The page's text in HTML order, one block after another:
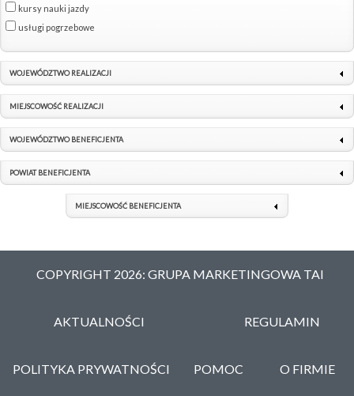
kursy nauki jazdy
usługi pogrzebowe
WOJEWÓDZTWO REALIZACJI
MIEJSCOWOŚĆ REALIZACJI
WOJEWÓDZTWO BENEFICJENTA
POWIAT BENEFICJENTA
MIEJSCOWOŚĆ BENEFICJENTA
COPYRIGHT 2026: GRUPA MARKETINGOWA TAI
AKTUALNOŚCI REGULAMIN
POLITYKA PRYWATNOŚCI POMOC O FIRMIE